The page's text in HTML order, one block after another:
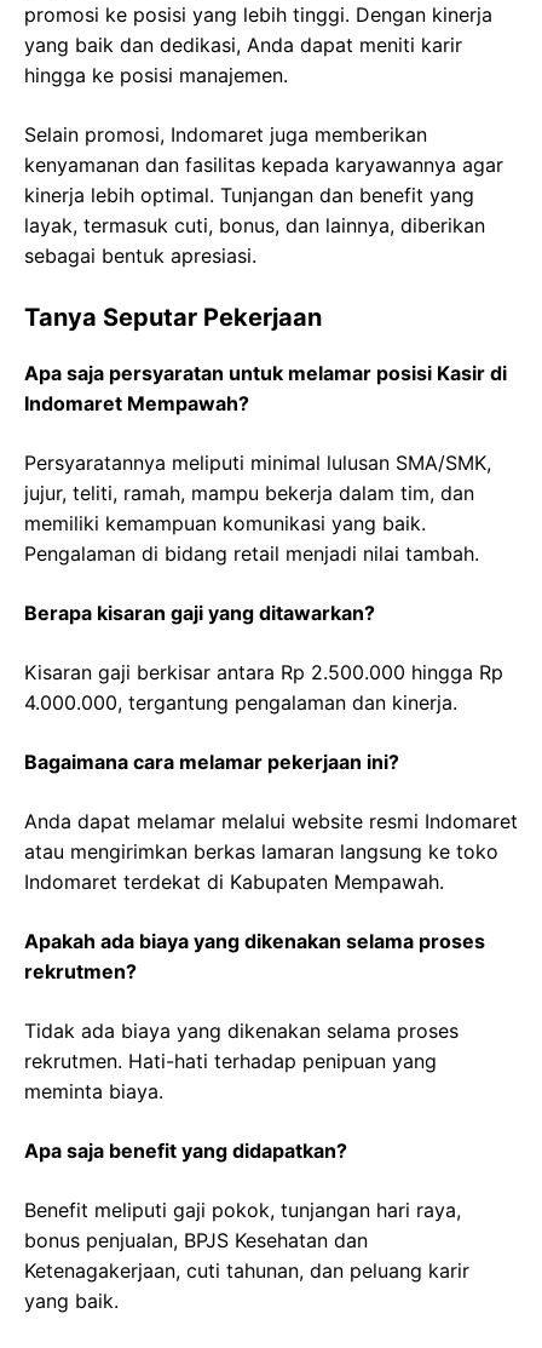
promosi ke posisi yang lebih tinggi. Dengan kinerja
yang baik dan dedikasi, Anda dapat meniti karir
hingga ke posisi manajemen.
Selain promosi, Indomaret juga memberikan
kenyamanan dan fasilitas kepada karyawannya agar
kinerja lebih optimal. Tunjangan dan benefit yang
layak, termasuk cuti, bonus, dan lainnya, diberikan
sebagai bentuk apresiasi.
Tanya Seputar Pekerjaan
Apa saja persyaratan untuk melamar posisi Kasir di
Indomaret Mempawah?
Persyaratannya meliputi minimal lulusan SMA/SMK,
jujur, teliti, ramah, mampu bekerja dalam tim, dan
memiliki kemampuan komunikasi yang baik.
Pengalaman di bidang retail menjadi nilai tambah.
Berapa kisaran gaji yang ditawarkan?
Kisaran gaji berkisar antara Rp 2.500.000 hingga Rp
4.000.000, tergantung pengalaman dan kinerja.
Bagaimana cara melamar pekerjaan ini?
Anda dapat melamar melalui website resmi Indomaret
atau mengirimkan berkas lamaran langsung ke toko
Indomaret terdekat di Kabupaten Mempawah.
Apakah ada biaya yang dikenakan selama proses
rekrutmen?
Tidak ada biaya yang dikenakan selama proses
rekrutmen. Hati-hati terhadap penipuan yang
meminta biaya.
Apa saja benefit yang didapatkan?
Benefit meliputi gaji pokok, tunjangan hari raya,
bonus penjualan, BPJS Kesehatan dan
Ketenagakerjaan, cuti tahunan, dan peluang karir
yang baik.